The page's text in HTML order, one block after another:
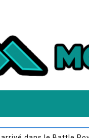
événement est lancé